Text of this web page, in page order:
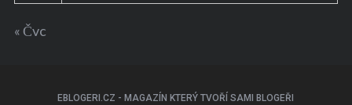
« Čvc
EBLOGERI.CZ - MAGAZÍN KTERÝ TVOŘÍ SAMI BLOGEŘI